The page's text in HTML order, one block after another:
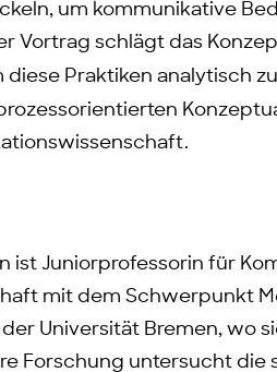
um kommunikative
Vortrag schlägt das
diese Praktiken analytisch
ist Juniorprofessorin für
mit dem Schwerpunkt
der Universität Bremen, wo
Forschung untersucht die